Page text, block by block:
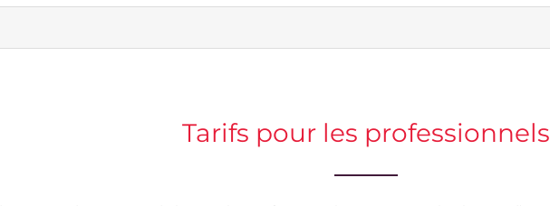
Tarifs pour les professionnels